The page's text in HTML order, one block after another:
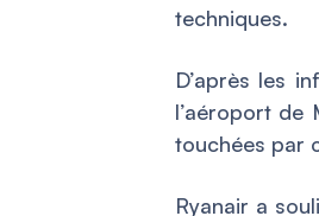
techniques.
D’après les
l’aéroport de
touchées par
Ryanair a